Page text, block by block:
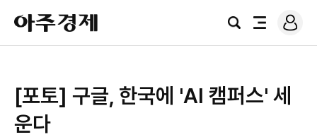
아
주
경
검
전
로
그
[포토] 구글, 한국에 'AI 캠퍼스' 세
운다